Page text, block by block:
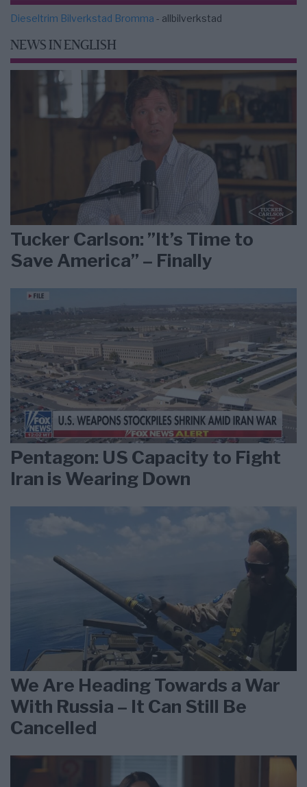
Dieseltrim Bilverkstad Bromma - allbilverkstad
NEWS IN ENGLISH
Tucker Carlson: ”It’s Time to
Save America” – Finally
Pentagon: US Capacity to Fight
Iran is Wearing Down
We Are Heading Towards a War
With Russia – It Can Still Be
Cancelled